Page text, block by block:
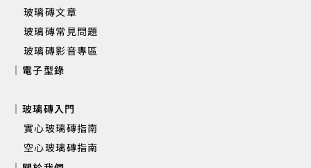
玻璃磚文章
玻璃磚常見問題
玻璃磚影音專區
｜電子型錄
｜玻璃磚入門
實心玻璃磚指南
空心玻璃磚指南